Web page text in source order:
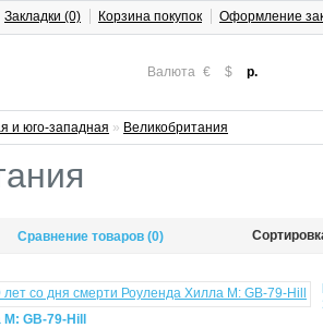
Валюта € $ р.
Закладки (0) Корзина покупок Оформление
и юго-западная » Великобритания
Сравнение товаров (0)
GB-79-Hill